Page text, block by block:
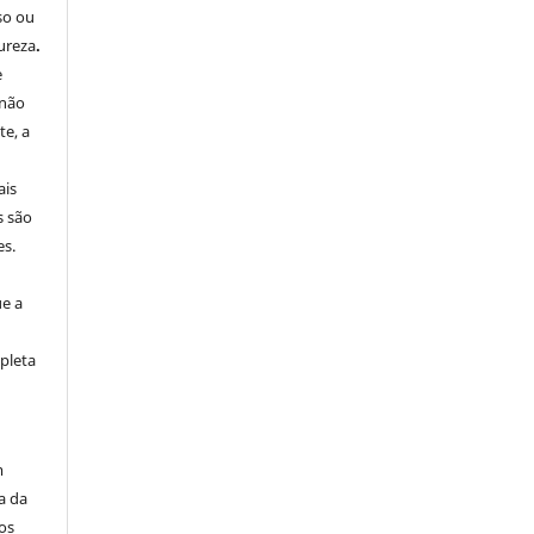
ou
.
a
são
a
da